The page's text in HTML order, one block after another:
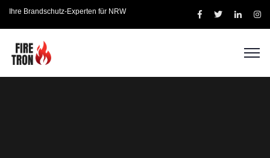
Ihre Brandschutz-Experten für NRW